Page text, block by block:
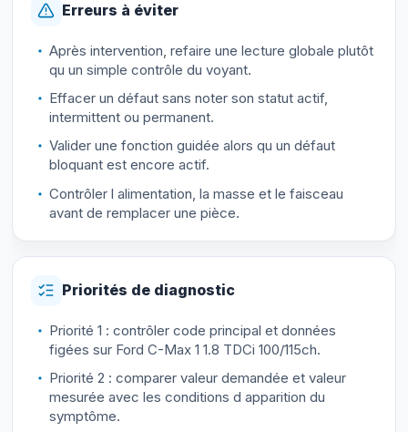
Erreurs à éviter
Après intervention, refaire une lecture globale plutôt
qu un simple contrôle du voyant.
Effacer un défaut sans noter son statut actif,
intermittent ou permanent.
Valider une fonction guidée alors qu un défaut
bloquant est encore actif.
Contrôler l alimentation, la masse et le faisceau
avant de remplacer une pièce.
Priorités de diagnostic
Priorité 1 : contrôler code principal et données
figées sur Ford C-Max 1 1.8 TDCi 100/115ch.
Priorité 2 : comparer valeur demandée et valeur
mesurée avec les conditions d apparition du
symptôme.